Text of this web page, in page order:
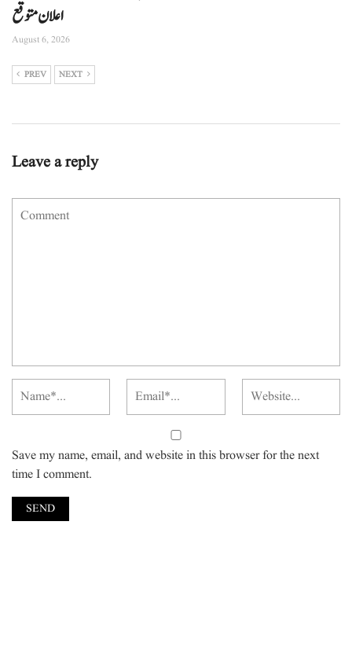
اعلان متوقع
August 6, 2026
PREV NEXT
Leave a reply
Save my name, email, and website in this browser for the next
time I comment.